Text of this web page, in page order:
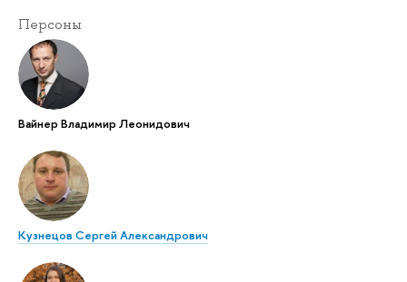
Персоны
Вайнер Владимир Леонидович
Кузнецов Сергей Александрович